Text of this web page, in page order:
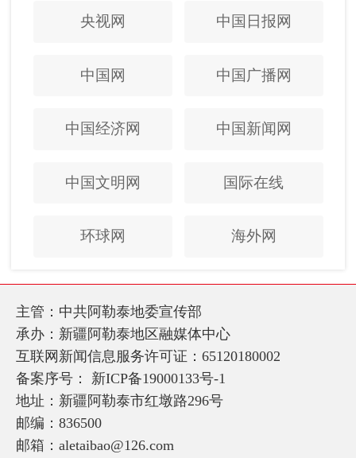
央视网 中国日报网
中国网 中国广播网
中国经济网 中国新闻网
中国文明网 国际在线
环球网 海外网
主管：中共阿勒泰地委宣传部
承办：新疆阿勒泰地区融媒体中心
互联网新闻信息服务许可证：65120180002
备案序号： 新ICP备19000133号-1
地址：新疆阿勒泰市红墩路296号
邮编：836500
邮箱：aletaibao@126.com